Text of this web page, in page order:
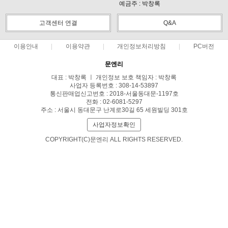
예금주 : 박창록
고객센터 연결 Q&A
이용안내 이용약관 개인정보처리방침 PC버전
문엔리
대표 : 박창록 ㅣ 개인정보 보호 책임자 : 박창록
사업자 등록번호 : 308-14-53897
통신판매업신고번호 : 2018-서울동대문-1197호
전화 : 02-6081-5297
주소 : 서울시 동대문구 난계로30길 65 세원빌딩 301호
사업자정보확인
COPYRIGHT(C)문엔리 ALL RIGHTS RESERVED.